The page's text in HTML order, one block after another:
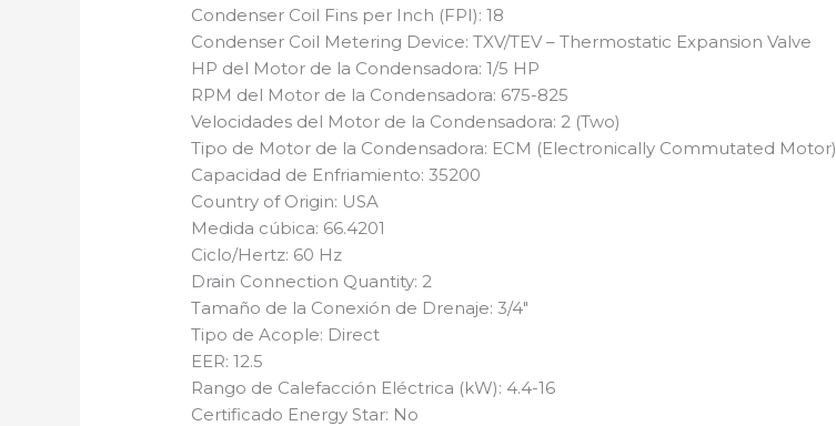
Condenser Coil Fins per Inch (FPI): 18
Condenser Coil Metering Device: TXV/TEV – Thermostatic Expansion Valve
HP del Motor de la Condensadora: 1/5 HP
RPM del Motor de la Condensadora: 675-825
Velocidades del Motor de la Condensadora: 2 (Two)
Tipo de Motor de la Condensadora: ECM (Electronically Commutated Motor)
Capacidad de Enfriamiento: 35200
Country of Origin: USA
Medida cúbica: 66.4201
Ciclo/Hertz: 60 Hz
Drain Connection Quantity: 2
Tamaño de la Conexión de Drenaje: 3/4″
Tipo de Acople: Direct
EER: 12.5
Rango de Calefacción Eléctrica (kW): 4.4-16
Certificado Energy Star: No